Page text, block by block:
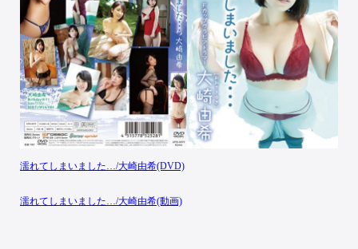
濡れてしまいました…/大崎由希(DVD)
濡れてしまいました…/大崎由希(動画)